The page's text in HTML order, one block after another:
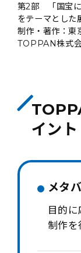
第2部 「国宝に
をテーマとした
制作・著作：東
TOPPAN株式
イント
メタ
目的
制作を